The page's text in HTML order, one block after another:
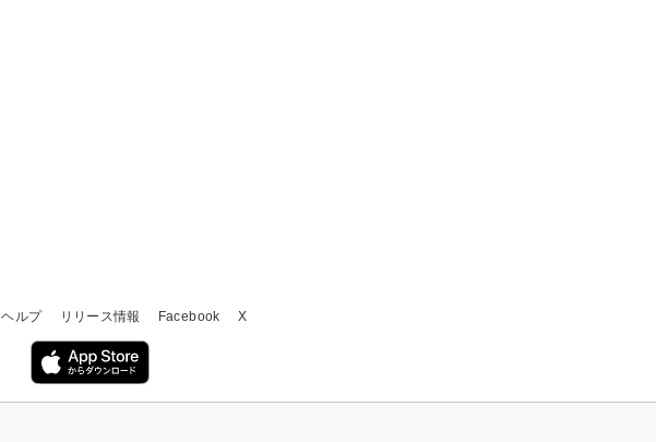
ヘルプ リリース情報 Facebook X